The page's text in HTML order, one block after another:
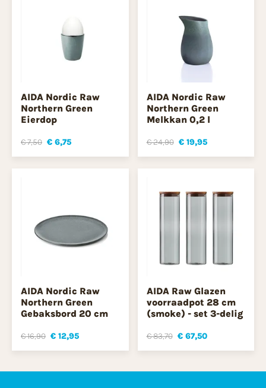
AIDA Nordic Raw
Northern Green
Eierdop
€ 7,50 € 6,75
AIDA Nordic Raw
Northern Green
Melkkan 0,2 l
€ 24,90 € 19,95
AIDA Nordic Raw
Northern Green
Gebaksbord 20 cm
€ 16,90 € 12,95
AIDA Raw Glazen
voorraadpot 28 cm
(smoke) - set 3-delig
€ 83,70 € 67,50